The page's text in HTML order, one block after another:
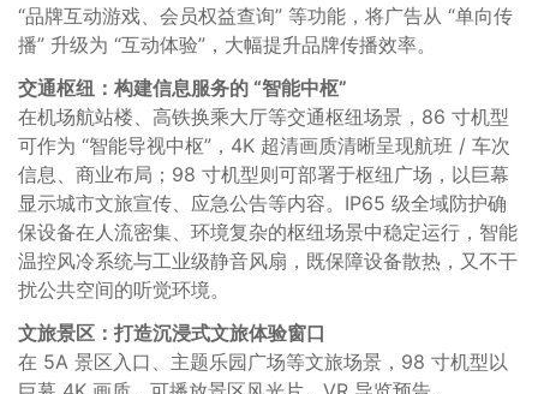
“品牌互动游戏、会员权益查询” 等功能，将广告从 “单向传
播” 升级为 “互动体验”，大幅提升品牌传播效率。
交通枢纽：构建信息服务的 “智能中枢”
在机场航站楼、高铁换乘大厅等交通枢纽场景，86 寸机型
可作为 “智能导视中枢”，4K 超清画质清晰呈现航班 / 车次
信息、商业布局；98 寸机型则可部署于枢纽广场，以巨幕
显示城市文旅宣传、应急公告等内容。IP65 级全域防护确
保设备在人流密集、环境复杂的枢纽场景中稳定运行，智能
温控风冷系统与工业级静音风扇，既保障设备散热，又不干
扰公共空间的听觉环境。
文旅景区：打造沉浸式文旅体验窗口
在 5A 景区入口、主题乐园广场等文旅场景，98 寸机型以